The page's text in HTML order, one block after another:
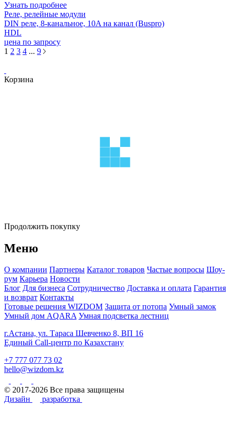
Узнать подробнее
Реле, релейные модули
DIN реле, 8-канальное, 10A на канал (Buspro)
HDL
цена по запросу
1 2 3 4 ... 9
Корзина
Продолжить покупку
Меню
О компании Партнеры Каталог товаров Частые вопросы Шоу-
рум Карьера Новости
Блог Для бизнеса Сотрудничество Доставка и оплата Гарантия
и возврат Контакты
Готовые решения WIZDOM Защита от потопа Умный замок
Умный дом AQARA Умная подсветка лестниц
г.Астана, ул. Тараса Шевченко 8, ВП 16
Единый Call-центр по Казахстану
+7 777 077 73 02
hello@wizdom.kz
© 2017-2026 Все права защищены
Дизайн
разработка